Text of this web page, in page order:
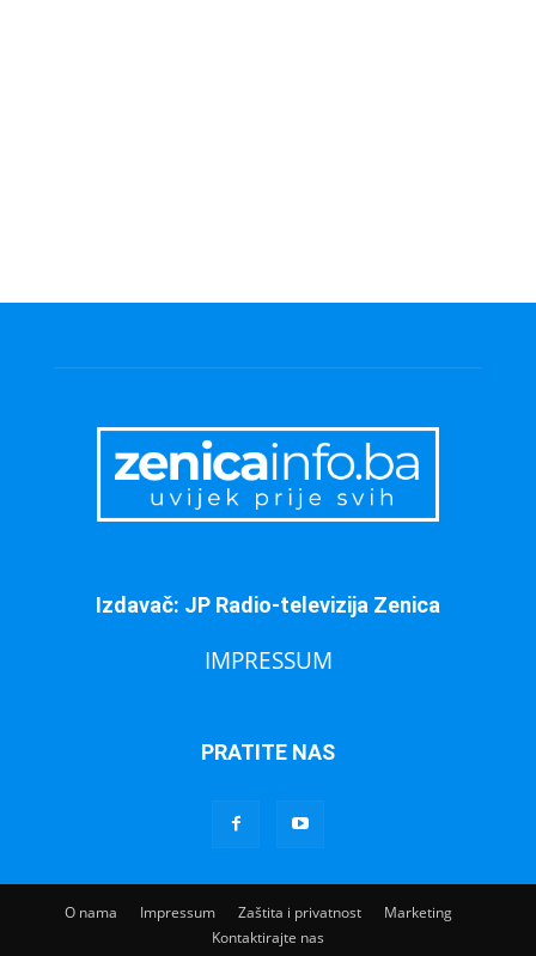
Izdavač: JP Radio-televizija Zenica
IMPRESSUM
PRATITE NAS
O nama Impressum Zaštita i privatnost
Marketing
Kontaktirajte nas